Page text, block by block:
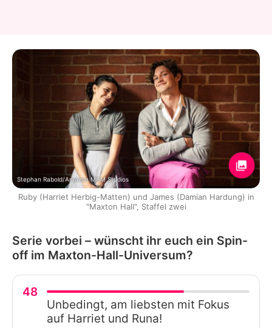
Stephan Rabold/Amazon MGM Studios
Ruby (Harriet Herbig-Matten) und James (Damian Hardung) in
"Maxton Hall", Staffel zwei
Serie vorbei – wünscht ihr euch ein Spin-
off im Maxton-Hall-Universum?
48
Unbedingt, am liebsten mit Fokus
auf Harriet und Runa!